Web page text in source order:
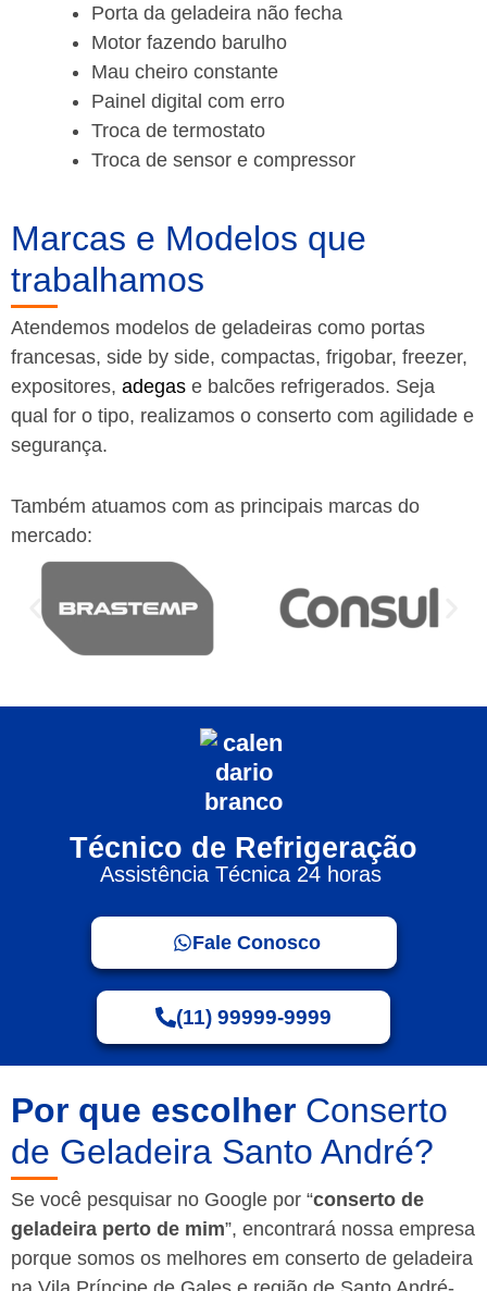
Porta da geladeira não fecha
Motor fazendo barulho
Mau cheiro constante
Painel digital com erro
Troca de termostato
Troca de sensor e compressor
Marcas e Modelos que
trabalhamos
Atendemos modelos de geladeiras como portas
francesas, side by side, compactas, frigobar, freezer,
expositores, adegas e balcões refrigerados. Seja
qual for o tipo, realizamos o conserto com agilidade e
segurança.
Também atuamos com as principais marcas do
mercado:
Técnico de Refrigeração
Assistência Técnica 24 horas
Fale Conosco
(11) 99999-9999
Por que escolher Conserto
de Geladeira Santo André?
Se você pesquisar no Google por “conserto de
geladeira perto de mim”, encontrará nossa empresa
porque somos os melhores em conserto de geladeira